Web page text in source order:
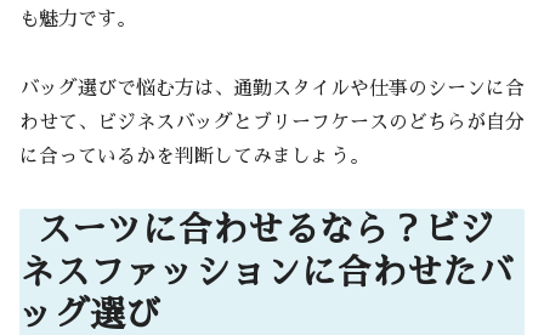
も魅力です。
バッグ選びで悩む方は、通勤スタイルや仕事のシーンに合
わせて、ビジネスバッグとブリーフケースのどちらが自分
に合っているかを判断してみましょう。
スーツに合わせるなら？ビジ
ネスファッションに合わせたバ
ッグ選び